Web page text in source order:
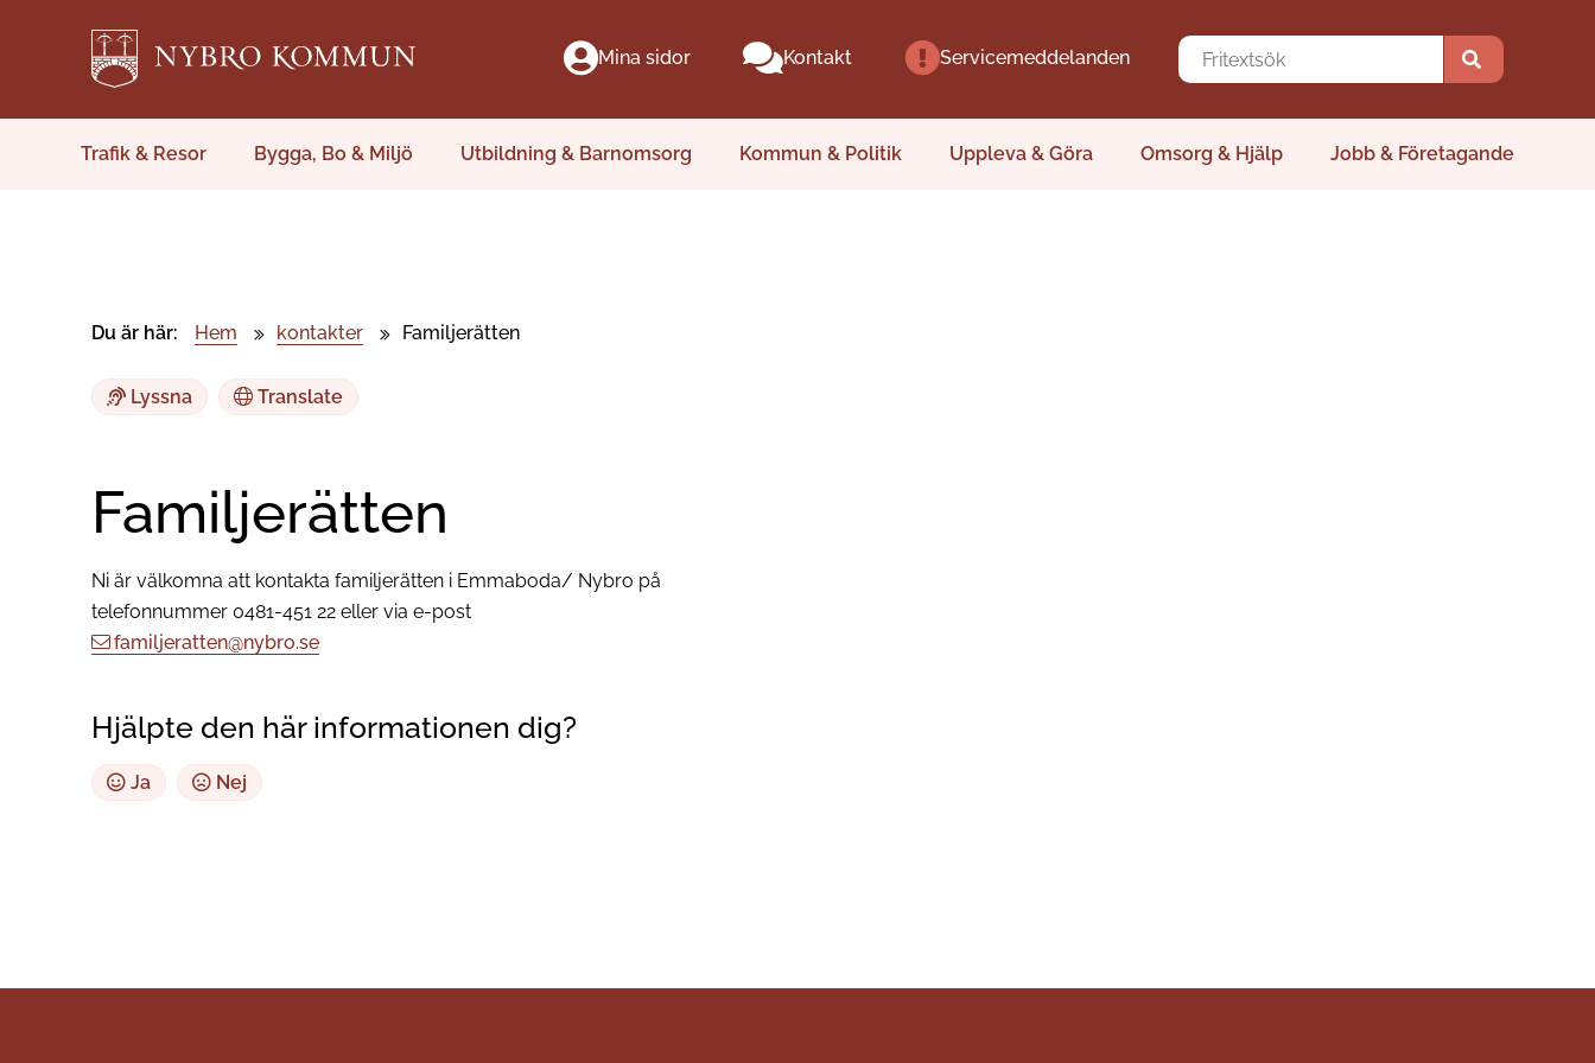
Mina sidor Kontakt Servicemeddelanden
Trafik & Resor Bygga, Bo & Miljö Utbildning & Barnomsorg Kommun & Politik Uppleva & Göra Omsorg & Hjälp Jobb & Företagande
Du är här: Hem kontakter Familjerätten
Lyssna Translate
Familjerätten
Ni är välkomna att kontakta familjerätten i Emmaboda/ Nybro på
telefonnummer 0481-451 22 eller via e-post
familjeratten@nybro.se
Hjälpte den här informationen dig?
Ja Nej